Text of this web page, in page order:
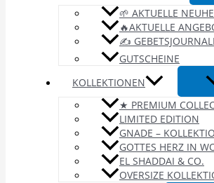
🌱 AKTUELLE
🔥AKTUELLE
✍️
GUTSCHEINE
KOLLEKTIONEN
★ PREMIUM
LIMITED EDITION
GNADE –
GOTTES HERZ IN
EL SHADDAI & CO.
OVERSIZE